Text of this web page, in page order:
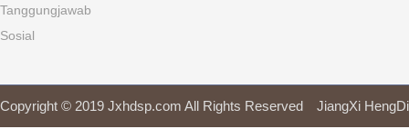
Tanggungjawab
Sosial
Copyright © 2019 Jxhdsp.com All Rights Reserved JiangXi